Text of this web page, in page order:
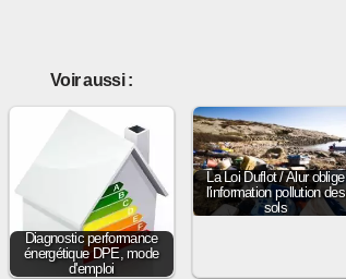
Voir aussi :
Diagnostic performance
énergétique DPE, mode
d'emploi
La Loi Duflot / Alur oblige
l'information pollution des
sols